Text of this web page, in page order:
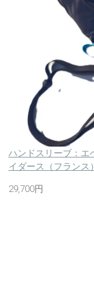
ハンドスリーブ：エ
イダース（フランス）
29,700円